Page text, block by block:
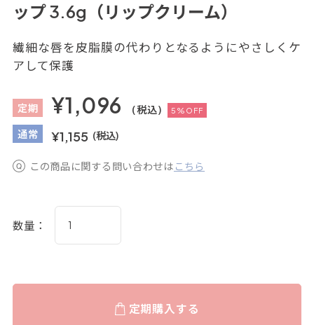
ップ 3.6g（リップクリーム）
繊細な唇を皮脂膜の代わりとなるようにやさしくケ
アして保護
定期 ¥1,096 (税込) 5%OFF
通常 ¥1,155 (税込)
この商品に関する問い合わせは こちら
数量：
定期購入する